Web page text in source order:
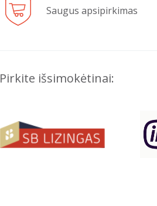
Saugus apsipirkimas
Pirkite išsimokėtinai: